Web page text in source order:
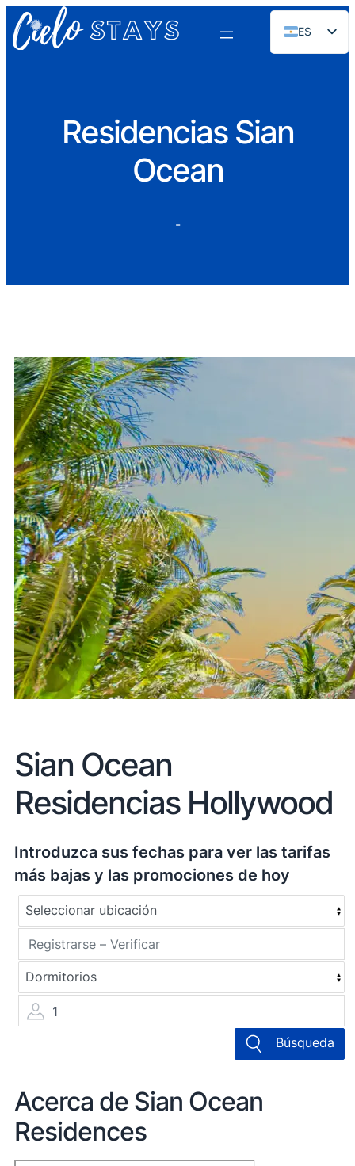
ES
EN
Residencias Sian
Ocean
-
Sian Ocean
Residencias Hollywood
Introduzca sus fechas para ver las tarifas
más bajas y las promociones de hoy
1
Búsqueda
Acerca de Sian Ocean
Residences